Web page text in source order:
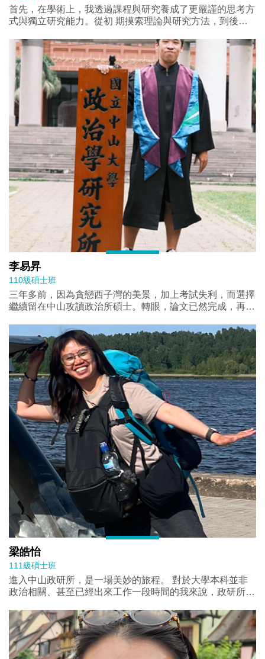
首先，在學術上，我透過課程與研究養成了更嚴謹的思考方
式與獨立研究能力。從初 期摸索理論與研究方法，到後來
驗證假設。這不僅增進了我的學術素養，也培養了面對複雜
問題時冷靜思考與解 決的能力。 其次，在生活與人際方
面，我非常感謝同學、師長以及學會的夥伴們。一起討論課
題 、籌備活動、熬夜修改計畫的日子，讓我深刻體會到團
隊合作與相互支持的重要性。 這些珍貴的友誼與回憶，將
會是我人生中最寶貴的財富。 再者，擔任學生會與各類活
動的過程，讓我學習到如何平衡學業與責任，如何在壓力
中找到最佳的節奏。這段經歷讓我更加堅定，也讓我明白，
挑戰往往是自我成長的契 機。 最後，我要感謝一路以來支
持我的家人、老師與朋友。是他們的鼓勵與陪伴，讓我能
夠在困難的時候堅持下去，並最終完成學業。 畢業不是結
束，而是一個新的開始。我將帶著在這段時間所學到的一
切，繼續前行， 迎接未來的挑戰。
李易昇
110級碩士班
三年多前，因為貪戀西子灣的美景，加上考試失利，而選擇
繼續留在中山攻讀政治所碩士。轉眼，論文已然完成，再次
子，絕大部分都是快樂的。所上的老師專業嚴謹卻也充滿溫
度，無論是在課堂上的啟發，還是在研究上的指導，都讓我
受益良多。 與同學的狂歡、辦活動、趕稿的那些日夜，也
都是這段時間的珍貴回憶。 研究過程雖然充滿挑戰，從資
料蒐集、方法設計到反覆修改，常有懷疑與挫折，但也因為
如此，完成論文的那一刻顯得格外踏實。感謝家人的支持、
師長的教誨與同學的陪伴，讓我在這段旅程中不曾孤單。離
開西子灣之後，我將帶著這段時光的養分，繼續前行。
梁皓怡
111級碩士班
進入中山政研所，是一場美妙的旅程。 對於大學本科並非
政治相關、甚至已經出來工作一段時間的我來說，政研所讓
教導，引領我在學術道路上持續前行、學習不同的研究方
法；感謝老師的包容，讓我可以研究自己有興趣的課題；更
感謝他們的鼓勵和建議，讓我的研究可以更臻完善。 在山
與海之間的西子灣，我也遇見了許多善良又溫暖的人，一路